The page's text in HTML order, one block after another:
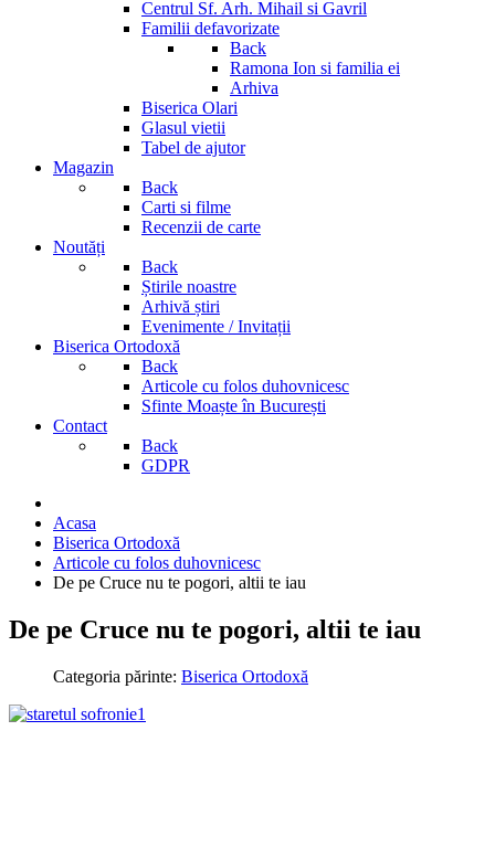
Centrul Sf. Arh. Mihail si Gavril
Familii defavorizate
Back
Ramona Ion si familia ei
Arhiva
Biserica Olari
Glasul vietii
Tabel de ajutor
Magazin
Back
Carti si filme
Recenzii de carte
Noutăți
Back
Știrile noastre
Arhivă știri
Evenimente / Invitații
Biserica Ortodoxă
Back
Articole cu folos duhovnicesc
Sfinte Moaște în București
Contact
Back
GDPR
Acasa
Biserica Ortodoxă
Articole cu folos duhovnicesc
De pe Cruce nu te pogori, altii te iau
De pe Cruce nu te pogori, altii te iau
Categoria părinte: Biserica Ortodoxă